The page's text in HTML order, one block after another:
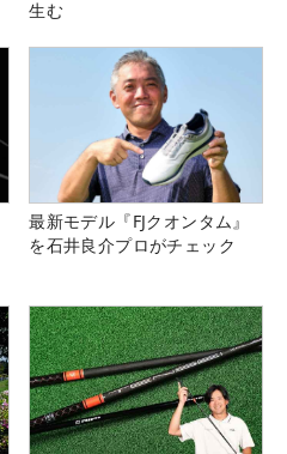
生む
最新モデル『FJクオンタム』
を石井良介プロがチェック